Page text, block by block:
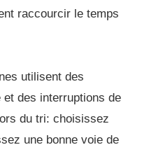
raccourcir le temps
utilisent des
et des interruptions de
du tri: choisissez
une bonne voie de